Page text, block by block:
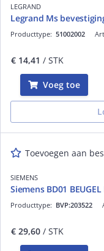
LEGRAND
Legrand Ms
Producttype: 51002002
€ 14,41 / STK
Voeg toe
Toevoegen aan
SIEMENS
Siemens BD01 BEUGEL
Producttype: BVP:203522
€ 29,60 / STK